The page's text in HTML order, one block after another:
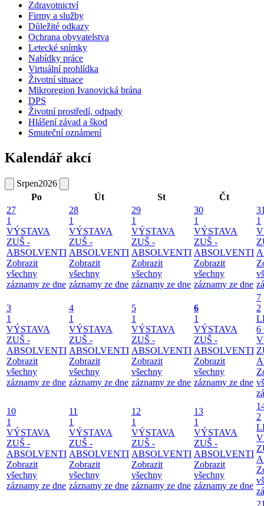
Zdravotnictví
Firmy a služby
Důležité odkazy
Ochrana obyvatelstva
Letecké snímky
Nabídky práce
Virtuální prohlídka
Životní situace
Mikroregion Ivanovická brána
DPS
Životní prostředí, odpady
Hlášení závad a škod
Smuteční oznámení
Kalendář akcí
Srpen2026
Po
Út St
Čt
27
1
VÝSTAVA
ZUŠ -
ABSOLVENTI
Zobrazit
všechny
záznamy ze dne
28
1
VÝSTAVA
ZUŠ -
ABSOLVENTI
Zobrazit
všechny
záznamy ze dne
29
1
VÝSTAVA
ZUŠ -
ABSOLVENTI
Zobrazit
všechny
záznamy ze dne
30
1
VÝSTAVA
ZUŠ -
ABSOLVENTI
Zobrazit
všechny
záznamy ze dne
1
3
1
VÝSTAVA
ZUŠ -
ABSOLVENTI
Zobrazit
všechny
záznamy ze dne
4
1
VÝSTAVA
ZUŠ -
ABSOLVENTI
Zobrazit
všechny
záznamy ze dne
5
1
VÝSTAVA
ZUŠ -
ABSOLVENTI
Zobrazit
všechny
záznamy ze dne
6
1
VÝSTAVA
ZUŠ -
ABSOLVENTI
Zobrazit
všechny
záznamy ze dne
7
2
6
10
1
VÝSTAVA
ZUŠ -
ABSOLVENTI
Zobrazit
všechny
záznamy ze dne
11
1
VÝSTAVA
ZUŠ -
ABSOLVENTI
Zobrazit
všechny
záznamy ze dne
12
1
VÝSTAVA
ZUŠ -
ABSOLVENTI
Zobrazit
všechny
záznamy ze dne
13
1
VÝSTAVA
ZUŠ -
ABSOLVENTI
Zobrazit
všechny
záznamy ze dne
2